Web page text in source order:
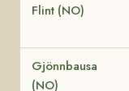
Flint (NO)
Gjönnbausa
(NO)